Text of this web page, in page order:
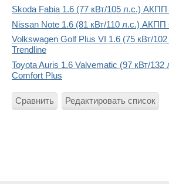
Skoda Fabia 1.6 (77 кВт/105 л.с.) АКПП
Nissan Note 1.6 (81 кВт/110 л.с.) АКПП
Volkswagen Golf Plus VI 1.6 (75 кВт/
Trendline
Toyota Auris 1.6 Valvematic (97 кВт/132
Comfort Plus
Сравнить Редактировать список